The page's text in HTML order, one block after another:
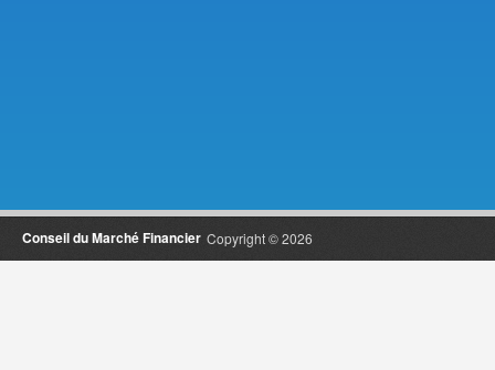
Copyright © 2026
Conseil du Marché Financier